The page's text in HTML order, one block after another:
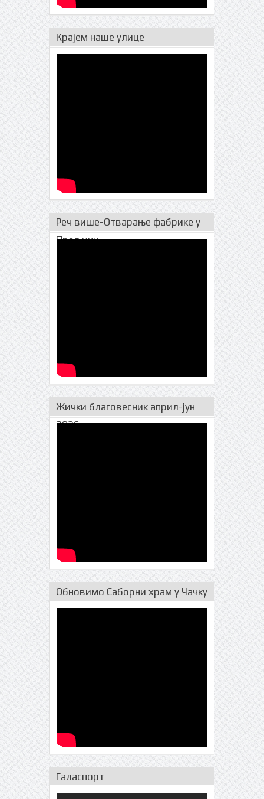
Крајем наше улице
Реч више-Отварање фабрике у
Прељини
Жички благовесник април-јун
2026.
Обновимо Саборни храм у Чачку
Галаспорт